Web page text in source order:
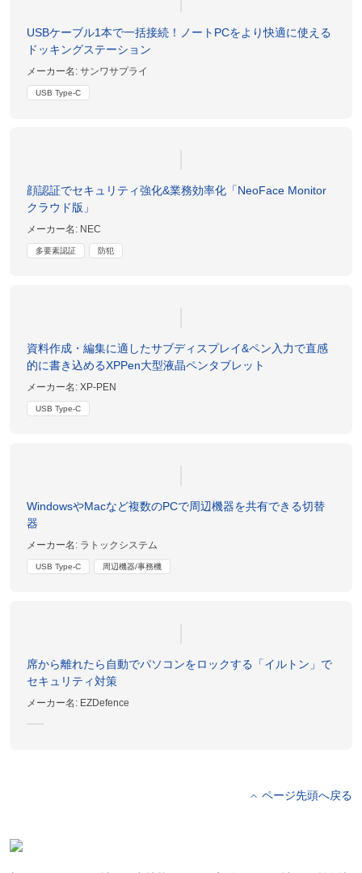
USBケーブル1本で一括接続！ノートPCをより快適に使える
ドッキングステーション
メーカー名:サンワサプライ
USB Type-C
顔認証でセキュリティ強化&業務効率化「NeoFace Monitor
クラウド版」
メーカー名: NEC
多要素認証 防犯
資料作成・編集に適したサブディスプレイ&ペン入力で直感
的に書き込めるXPPen大型液晶ペンタブレット
メーカー名:XP-PEN
USB Type-C
WindowsやMacなど複数のPCで周辺機器を共有できる切替
器
メーカー名: ラトックシステム
USB Type-C 周辺機器/事務機
席から離れたら自動でパソコンをロックする「イルトン」で
セキュリティ対策
メーカー名: EZDefence
ページ先頭へ戻る